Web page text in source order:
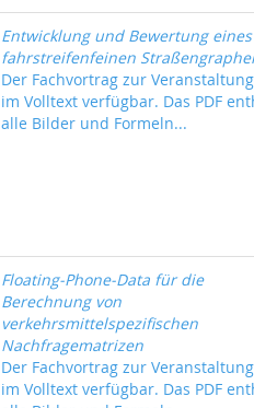
Entwicklung und Bewertung eines
fahrstreifenfeinen
Der Fachvortrag zur
im Volltext verfügbar. Das PDF
alle Bilder und Formeln...
Floating-Phone-Data für die
Berechnung von
verkehrsmittelspezifischen
Nachfragematrizen
Der Fachvortrag zur
im Volltext verfügbar. Das PDF